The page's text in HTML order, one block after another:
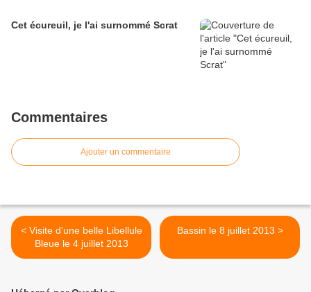
Cet écureuil, je l'ai surnommé Scrat
Commentaires
Ajouter un commentaire
< Visite d'une belle Libellule
Bleue le 4 juillet 2013
Bassin le 8 juillet 2013 >